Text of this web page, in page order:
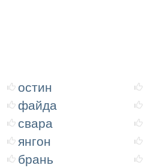
остин
файда
свара
янгон
брань